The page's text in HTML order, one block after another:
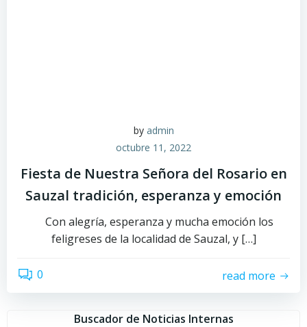
by admin
octubre 11, 2022
Fiesta de Nuestra Señora del Rosario en
Sauzal tradición, esperanza y emoción
Con alegría, esperanza y mucha emoción los
feligreses de la localidad de Sauzal, y […]
0 read more
Buscador de Noticias Internas